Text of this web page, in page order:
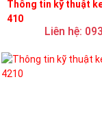
Thông tin kỹ thuật
410
Liên hệ: